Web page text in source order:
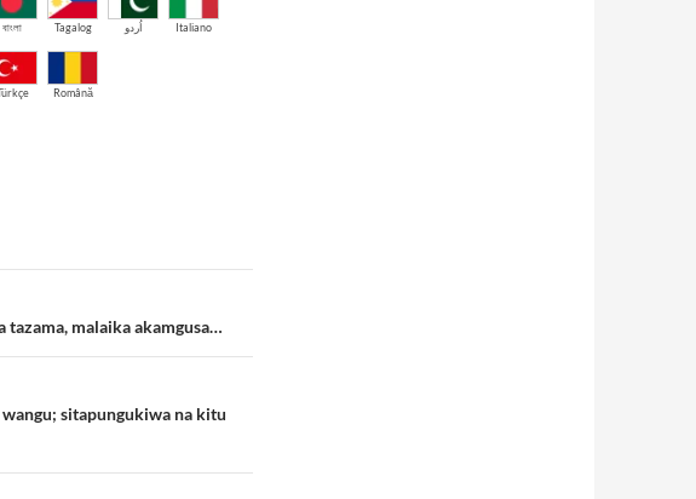
বাংলা Tagalog اُردو Italiano
Română
tazama, malaika akamgusa…
sitapungukiwa na kitu